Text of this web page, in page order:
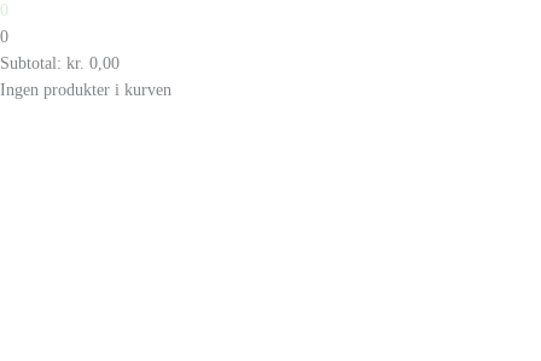
0
0
Subtotal: kr. 0,00
Ingen produkter i kurven